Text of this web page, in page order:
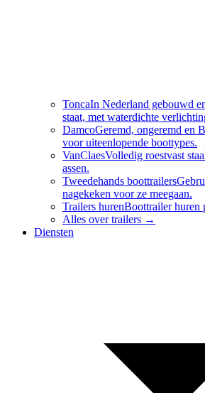
ToncaIn Nederland gebouwd
staat, met waterdichte
DamcoGeremd, ongeremd en
voor uiteenlopende boottypes.
VanClaesVolledig roestvast
assen.
Tweedehands boottrailers
nagekeken voor ze meegaan.
Trailers hurenBoottrailer huren
Alles overtrailers →
Diensten